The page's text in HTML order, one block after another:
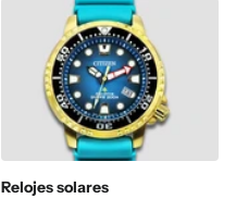
Relojes solares